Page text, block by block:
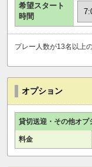
希望スタート
時間
プレー人数が13名以上
オプション
貸切送迎・その他オプ
料金